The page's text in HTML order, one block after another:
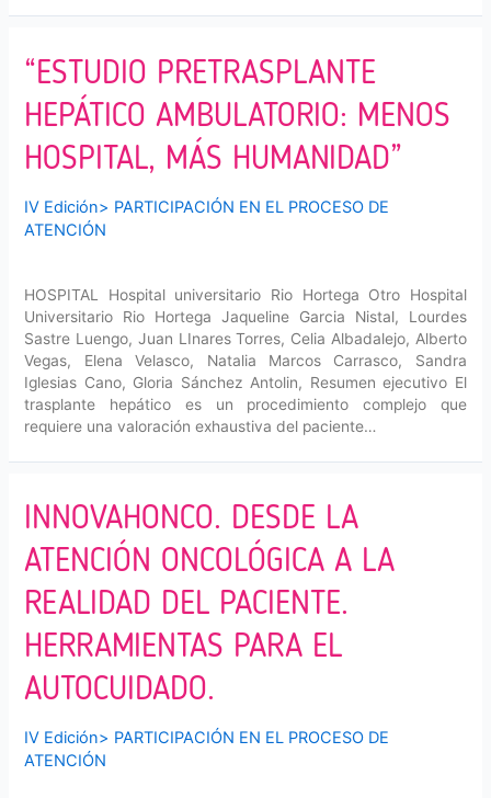
“ESTUDIO PRETRASPLANTE
HEPÁTICO AMBULATORIO: MENOS
HOSPITAL, MÁS HUMANIDAD”
IV Edición> PARTICIPACIÓN EN EL PROCESO DE
ATENCIÓN
HOSPITAL Hospital universitario Rio Hortega Otro Hospital
Universitario Rio Hortega Jaqueline Garcia Nistal, Lourdes
Sastre Luengo, Juan LInares Torres, Celia Albadalejo, Alberto
Vegas, Elena Velasco, Natalia Marcos Carrasco, Sandra
Iglesias Cano, Gloria Sánchez Antolin, Resumen ejecutivo El
trasplante hepático es un procedimiento complejo que
requiere una valoración exhaustiva del paciente…
INNOVAHONCO. DESDE LA
ATENCIÓN ONCOLÓGICA A LA
REALIDAD DEL PACIENTE.
HERRAMIENTAS PARA EL
AUTOCUIDADO.
IV Edición> PARTICIPACIÓN EN EL PROCESO DE
ATENCIÓN